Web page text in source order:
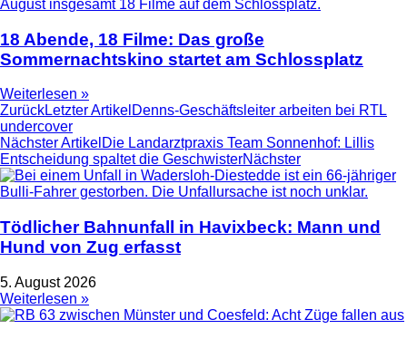
18 Abende, 18 Filme: Das große
Sommernachtskino startet am Schlossplatz
Weiterlesen »
ZurückLetzter Artikel Denns-Geschäftsleiter arbeiten bei RTL
undercover
Nächster Artikel Die Landarztpraxis Team Sonnenhof: Lillis
Entscheidung spaltet die GeschwisterNächster
Tödlicher Bahnunfall in Havixbeck: Mann und
Hund von Zug erfasst
5. August 2026
Weiterlesen »